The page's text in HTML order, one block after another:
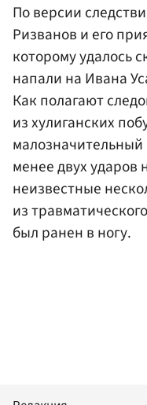
По версии
Ризванов и его
которому удалось
напали на Ивана
Как полагают
из хулиганских
малозначительный
менее двух ударов
неизвестные
из
был ранен в ногу.